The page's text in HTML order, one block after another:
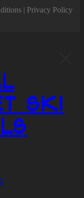
| Privacy Policy
Ski